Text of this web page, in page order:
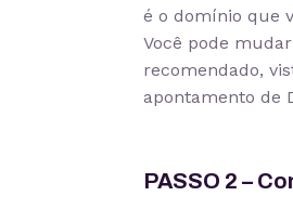
é o domínio que
Você pode
recomendado,
apontamento de
PASSO 2 –